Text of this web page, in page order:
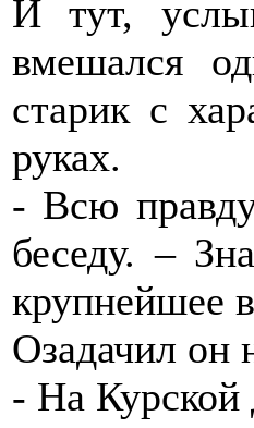
И тут,
вмешался
старик с
руках.
- Всю
беседу. –
крупнейшее
Озадачил он
- На Курской